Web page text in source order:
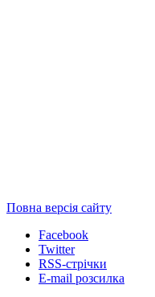
Повна версія сайту
Facebook
Twitter
RSS-стрічки
E-mail розсилка